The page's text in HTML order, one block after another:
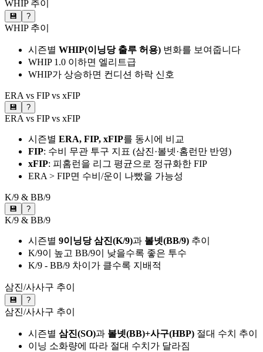
WHIP 추이
💾 ?
WHIP 추이
시즌별 WHIP(이닝당 출루 허용) 변화를 보여줍니다
WHIP 1.0 이하면 엘리트급
WHIP가 상승하면 컨디션 하락 신호
ERA vs FIP vs xFIP
💾 ?
ERA vs FIP vs xFIP
시즌별 ERA, FIP, xFIP를 동시에 비교
FIP: 수비 무관 투구 지표 (삼진·볼넷·홈런만 반영)
xFIP: 피홈런을 리그 평균으로 정규화한 FIP
ERA > FIP면 수비/운이 나빴을 가능성
K/9 & BB/9
💾 ?
K/9 & BB/9
시즌별 9이닝당 삼진(K/9)과 볼넷(BB/9) 추이
K/9이 높고 BB/9이 낮을수록 좋은 투수
K/9 - BB/9 차이가 클수록 지배적
삼진/사사구 추이
💾 ?
삼진/사사구 추이
시즌별 삼진(SO)과 볼넷(BB)+사구(HBP) 절대 수치 추이
이닝 소화량에 따라 절대 수치가 달라짐